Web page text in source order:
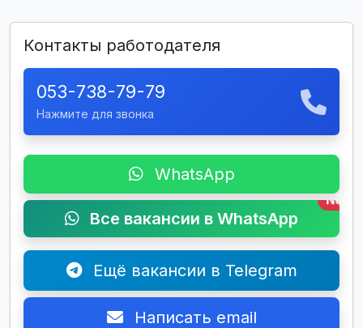
Контакты работодателя
053-738-79-79
Нажмите для звонка
WhatsApp
Все вакансии в WhatsApp
New
Ещё вакансии в Telegram
Написать email